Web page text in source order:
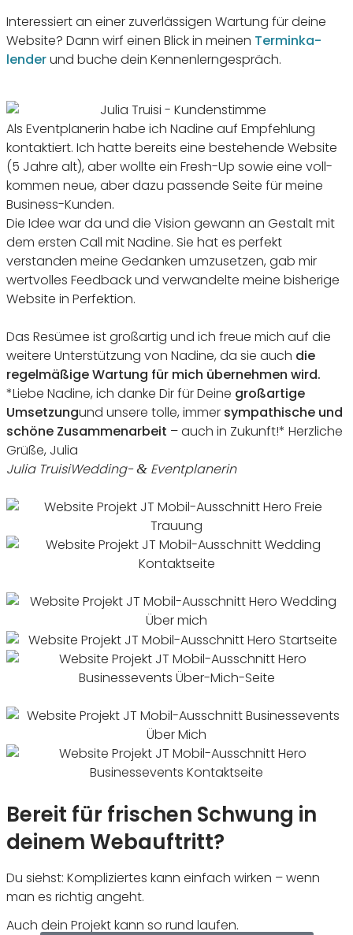
Inter­es­siert an einer zuver­läs­sigen Wartung für deine
Website? Dann wirf einen Blick in meinen Termin­ka­
lenderund buche dein Kennenlerngespräch.
Als Event­pla­nerin habe ich Nadine auf Empfeh­lung
kontak­tiert. Ich hatte bereits eine bestehende Website
(5 Jahre alt), aber wollte ein Fresh-Up sowie eine voll­
kommen neue, aber dazu passende Seite für meine
Business-Kunden.
Die Idee war da und die Vision gewann an Gestalt mit
dem ersten Call mit Nadine. Sie hat es perfekt
verstanden meine Gedanken umzu­setzen, gab mir
wert­volles Feed­back und verwan­delte meine bishe­rige
Website in Perfektion.
Das Resümee ist groß­artig und ich freue mich auf die
weitere Unter­stüt­zung von Nadine, da sie auch die
regel­mä­ßige Wartung für mich über­nehmen wird.
*Liebe Nadine, ich danke Dir für Deine groß­ar­tige
Umset­zungund unsere tolle, immer sympa­thi­sche und
schöne Zusam­men­ar­beit – auch in Zukunft!* Herz­liche
Grüße, Julia
Julia TruisiWedding- & Eventplanerin
Bereit für frischen Schwung in
deinem Webauftritt?
Du siehst: Kompli­ziertes kann einfach wirken – wenn
man es richtig angeht.
Auch dein Projekt kann so rund laufen.